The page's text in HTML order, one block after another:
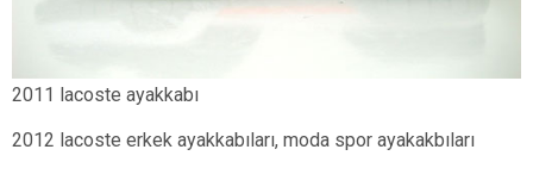
2011 lacoste ayakkabı
2012 lacoste erkek ayakkabıları, moda spor ayakakbıları